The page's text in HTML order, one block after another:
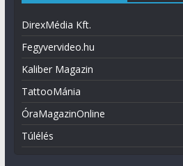
DirexMédia Kft.
Fegyvervideo.hu
Kaliber Magazin
TattooMánia
ÓraMagazinOnline
Túlélés